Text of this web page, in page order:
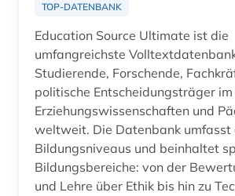
TOP-DATENBANK
Education Source Ultimate ist die
umfangreichste
Studierende, Forschende,
politische Entscheidungsträger
Erziehungswissenschaften und
weltweit. Die Datenbank umfasst
Bildungsniveaus und beinhaltet
Bildungsbereiche: von der
und Lehre über Ethik bis hin zu